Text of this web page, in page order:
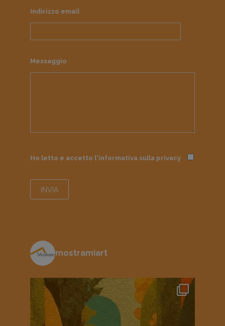
Indirizzo email
Messaggio
Ho letto e accetto l'informativa sulla privacy
mostramiart